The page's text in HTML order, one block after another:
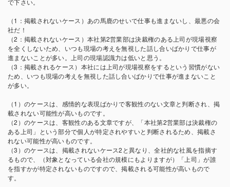
で下さい。
（1：掲載されないケース）あの馬鹿のせいで仕事も進まないし、最悪の会
社だ！
（2：掲載されないケース）本社第2営業部は決裁権のある上司が現場視察
を全くしないため、いつも現場の考えを無視した話し合いばかりで仕事が
進まないことが多い。上司の現場認識力は低いと思う。
（3：掲載されるケース）本社には上司が現場視察をするという習慣がない
ため、いつも現場の考えを無視した話し合いばかりで仕事が進まないこと
が多い。
（1）のケースは、感情的な表現ばかりで客観性のない文章と判断され、掲
載されない可能性が高いものです。
（2）のケースは、客観性のある文章ですが、「本社第2営業部は決裁権の
ある上司」という部分で個人が特定されやすいと判断されるため、掲載さ
れない可能性が高いものです。
（3）のケースは、掲載されないケース2と異なり、全社的な社風を指摘す
るもので、（対象となっている会社の規模にもよりますが）「上司」が誰
を指すかが特定されないものですので、掲載される可能性が高いもので
す。